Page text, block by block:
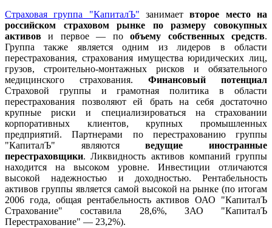
Страховая группа "КапиталЪ" занимает второе место на
российском страховом рынке по размеру совокупных
активов и первое — пообъему собственных средств.
Группа также является одним из лидеров в области
перестрахования, страхования имущества юридических лиц,
грузов, строительно-монтажных рисков и обязательного
медицинского страхования. Финансовый потенциал
Страховой группы и грамотная политика в области
перестрахования позволяют ей брать на себя достаточно
крупные риски и специализироваться на страховании
корпоративных клиентов, крупных промышленных
предприятий. Партнерами по перестрахованию группы
"КапиталЪ" являютсяведущие иностранные
перестраховщики. Ликвидность активов компаний группы
находится на высоком уровне. Инвестиции отличаются
высокой надежностью и доходностью. Рентабельность
активов группы является самой высокой на рынке (по итогам
2006 года, общая рентабельность активов ОАО "КапиталЪ
Страхование" составила 28,6%, ЗАО "КапиталЪ
Перестрахование" — 23,2%).